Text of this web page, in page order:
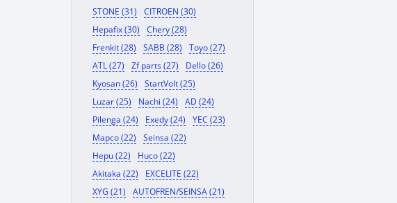
STONE (31)
CITROEN (30)
Hepafix (30)
Chery (28)
Frenkit (28)
SABB (28)
Toyo (27)
ATL (27)
Zf parts (27)
Dello (26)
Kyosan (26)
StartVolt (25)
Luzar (25)
Nachi (24)
AD (24)
Pilenga (24)
Exedy (24)
YEC (23)
Mapco (22)
Seinsa (22)
Hepu (22)
Huco (22)
Akitaka (22)
EXCELITE (22)
XYG (21)
AUTOFREN/SEINSA (21)